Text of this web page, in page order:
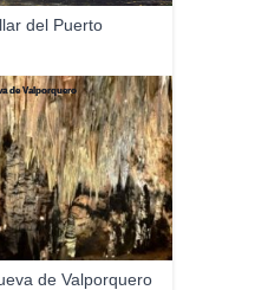
del Puerto
de Valporquero
de Valporquero